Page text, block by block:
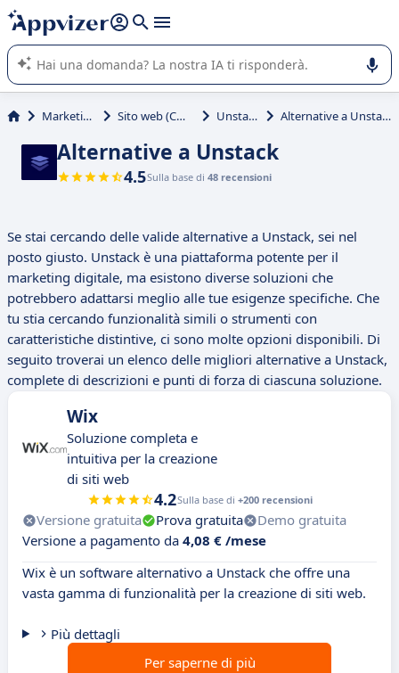
righe con
shift + enter
L'IA di Appvizer vi guida nell'utilizzo o nella scelta di un
software SaaS per la vostra azienda.
Marketing Sito web (CMS) Unstack Alternative a Unstack
Alternative a Unstack
4.5Sulla base di 48 recensioni
Se stai cercando delle valide alternative a Unstack, sei nel
posto giusto. Unstack è una piattaforma potente per il
marketing digitale, ma esistono diverse soluzioni che
potrebbero adattarsi meglio alle tue esigenze specifiche. Che
tu stia cercando funzionalità simili o strumenti con
caratteristiche distintive, ci sono molte opzioni disponibili. Di
seguito troverai un elenco delle migliori alternative a Unstack,
complete di descrizioni e punti di forza di ciascuna soluzione.
Wix
Soluzione completa e
intuitiva per la creazione
di siti web
4.2Sulla base di +200 recensioni
Versione gratuita Prova gratuita
Demo gratuita
Versione a pagamento da 4,08 € /mese
Wix è un software alternativo a Unstack che offre una
vasta gamma di funzionalità per la creazione di siti web.
Più dettagli
Per saperne di più